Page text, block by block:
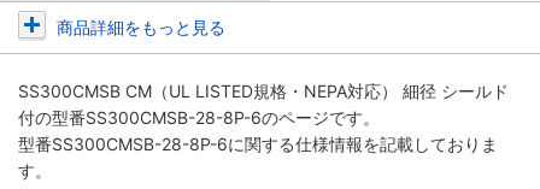
商品詳細をもっと見る
SS300CMSB CM（UL LISTED規格・NEPA対応） 細径 シールド
付の型番SS300CMSB-28-8P-6のページです。
型番SS300CMSB-28-8P-6に関する仕様情報を記載しておりま
す。